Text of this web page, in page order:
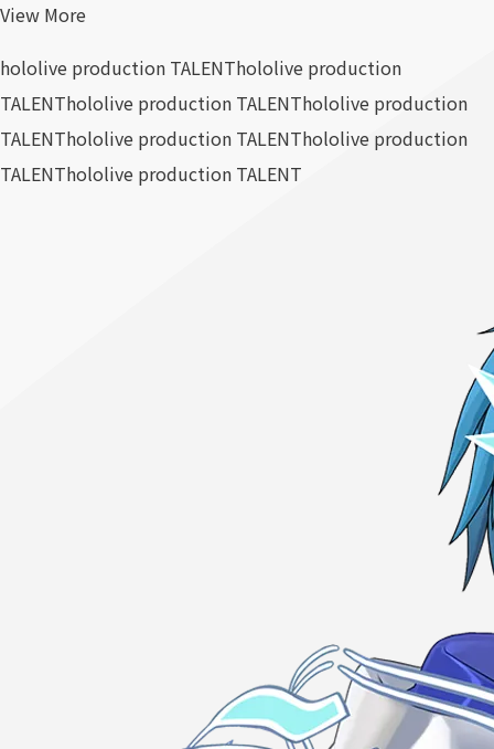
View More
hololive production TALENThololive production
TALENThololive production TALENThololive production
TALENThololive production TALENThololive production
TALENThololive production TALENT